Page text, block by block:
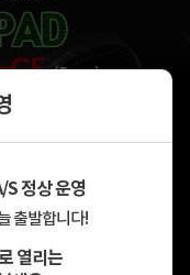
S 정상 운영
출발합니다!
열리는